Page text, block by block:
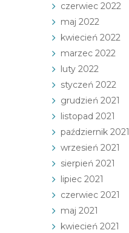
czerwiec 2022
maj 2022
kwiecień 2022
marzec 2022
luty 2022
styczeń 2022
grudzień 2021
listopad 2021
październik 2021
wrzesień 2021
sierpień 2021
lipiec 2021
czerwiec 2021
maj 2021
kwiecień 2021